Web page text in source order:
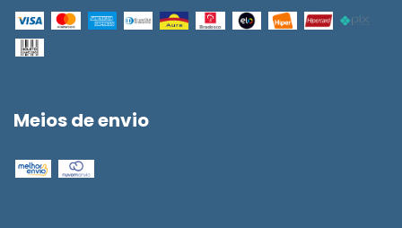
Meios de envio